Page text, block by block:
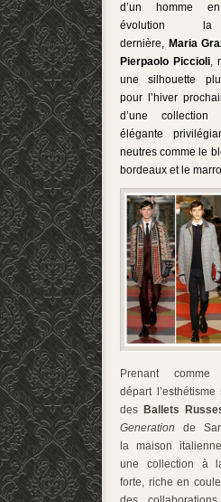
d’un homme
évolution
dernière, Maria
Pierpaolo Piccioli,
une silhouette
pour l’hiver
d’une
élégante
neutres comme le
bordeaux et le
Prenant
départ
desBallets
Generation de
la maison
une collection à
forte, riche en